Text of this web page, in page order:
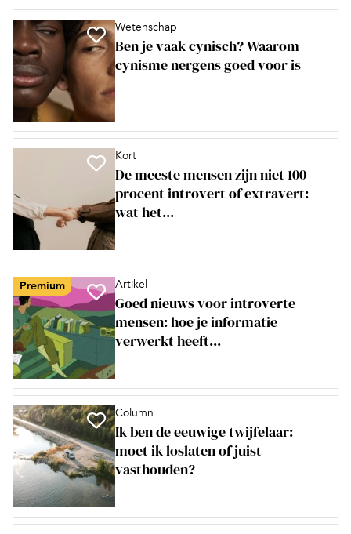
Wetenschap
Ben je vaak cynisch? Waarom
cynisme nergens goed voor is
Kort
De meeste mensen zijn niet 100
procent introvert of extravert:
wat het...
Premium Artikel
Goed nieuws voor introverte
mensen: hoe je informatie
verwerkt heeft...
Column
Ik ben de eeuwige twijfelaar:
moet ik loslaten of juist
vasthouden?